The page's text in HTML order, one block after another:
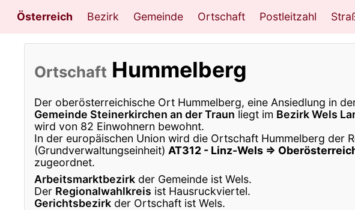
Österreich Bezirk Gemeinde Ortschaft Postleitzahl
Ortschaft Hummelberg
Der oberösterreichische Ort Hummelberg, eine Ansiedlung in
Gemeinde Steinerkirchen an der Traun liegt im Bezirk Wels
wird von 82 Einwohnern bewohnt.
In der europäischen Union wird die Ortschaft Hummelberg der
(Grundverwaltungseinheit) AT312 - Linz-Wels ⇒
zugeordnet.
Arbeitsmarktbezirk der Gemeinde ist Wels.
Der Regionalwahlkreis ist Hausruckviertel.
Gerichtsbezirk der Ortschaft ist Wels.